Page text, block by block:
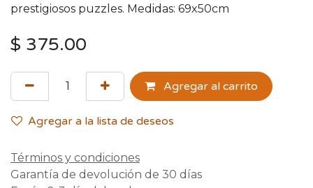
prestigiosos puzzles. Medidas: 69x50cm
$ 375.00
Agregar al carrito
Agregar a la lista de deseos
Términos y condiciones
Garantía de devolución de 30 días